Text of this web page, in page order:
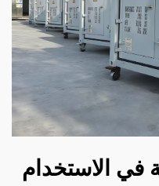
في الاستخدام